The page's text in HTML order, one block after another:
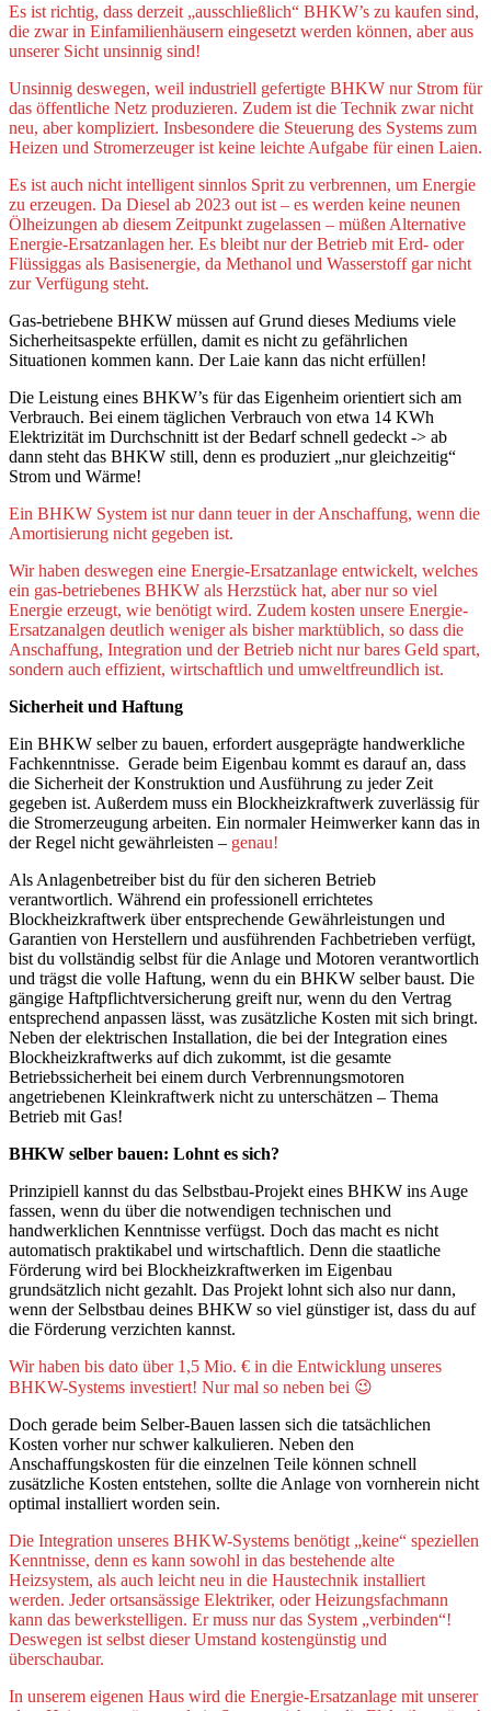
Es ist richtig, dass derzeit „ausschließlich“ BHKW’s zu kaufen sind,
die zwar in Einfamilienhäusern eingesetzt werden können, aber aus
unserer Sicht unsinnig sind!
Unsinnig deswegen, weil industriell gefertigte BHKW nur Strom für
das öffentliche Netz produzieren. Zudem ist die Technik zwar nicht
neu, aber kompliziert. Insbesondere die Steuerung des Systems zum
Heizen und Stromerzeuger ist keine leichte Aufgabe für einen Laien.
Es ist auch nicht intelligent sinnlos Sprit zu verbrennen, um Energie
zu erzeugen. Da Diesel ab 2023 out ist – es werden keine neunen
Ölheizungen ab diesem Zeitpunkt zugelassen – müßen Alternative
Energie-Ersatzanlagen her. Es bleibt nur der Betrieb mit Erd- oder
Flüssiggas als Basisenergie, da Methanol und Wasserstoff gar nicht
zur Verfügung steht.
Gas-betriebene BHKW müssen auf Grund dieses Mediums viele
Sicherheitsaspekte erfüllen, damit es nicht zu gefährlichen
Situationen kommen kann. Der Laie kann das nicht erfüllen!
Die Leistung eines BHKW’s für das Eigenheim orientiert sich am
Verbrauch. Bei einem täglichen Verbrauch von etwa 14 KWh
Elektrizität im Durchschnitt ist der Bedarf schnell gedeckt -> ab
dann steht das BHKW still, denn es produziert „nur gleichzeitig“
Strom und Wärme!
Ein BHKW System ist nur dann teuer in der Anschaffung, wenn die
Amortisierung nicht gegeben ist.
Wir haben deswegen eine Energie-Ersatzanlage entwickelt, welches
ein gas-betriebenes BHKW als Herzstück hat, aber nur so viel
Energie erzeugt, wie benötigt wird. Zudem kosten unsere Energie-
Ersatzanalgen deutlich weniger als bisher marktüblich, so dass die
Anschaffung, Integration und der Betrieb nicht nur bares Geld spart,
sondern auch effizient, wirtschaftlich und umweltfreundlich ist.
Sicherheit und Haftung
Ein BHKW selber zu bauen, erfordert ausgeprägte handwerkliche
Fachkenntnisse. Gerade beim Eigenbau kommt es darauf an, dass
die Sicherheit der Konstruktion und Ausführung zu jeder Zeit
gegeben ist. Außerdem muss ein Blockheizkraftwerk zuverlässig für
die Stromerzeugung arbeiten. Ein normaler Heimwerker kann das in
der Regel nicht gewährleisten – genau!
Als Anlagenbetreiber bist du für den sicheren Betrieb
verantwortlich. Während ein professionell errichtetes
Blockheizkraftwerk über entsprechende Gewährleistungen und
Garantien von Herstellern und ausführenden Fachbetrieben verfügt,
bist du vollständig selbst für die Anlage und Motoren verantwortlich
und trägst die volle Haftung, wenn du ein BHKW selber baust. Die
gängige Haftpflichtversicherung greift nur, wenn du den Vertrag
entsprechend anpassen lässt, was zusätzliche Kosten mit sich bringt.
Neben der elektrischen Installation, die bei der Integration eines
Blockheizkraftwerks auf dich zukommt, ist die gesamte
Betriebssicherheit bei einem durch Verbrennungsmotoren
angetriebenen Kleinkraftwerk nicht zu unterschätzen – Thema
Betrieb mit Gas!
BHKW selber bauen: Lohnt es sich?
Prinzipiell kannst du das Selbstbau-Projekt eines BHKW ins Auge
fassen, wenn du über die notwendigen technischen und
handwerklichen Kenntnisse verfügst. Doch das macht es nicht
automatisch praktikabel und wirtschaftlich. Denn die staatliche
Förderung wird bei Blockheizkraftwerken im Eigenbau
grundsätzlich nicht gezahlt. Das Projekt lohnt sich also nur dann,
wenn der Selbstbau deines BHKW so viel günstiger ist, dass du auf
die Förderung verzichten kannst.
Wir haben bis dato über 1,5 Mio. € in die Entwicklung unseres
BHKW-Systems investiert! Nur mal so neben bei 😉
Doch gerade beim Selber-Bauen lassen sich die tatsächlichen
Kosten vorher nur schwer kalkulieren. Neben den
Anschaffungskosten für die einzelnen Teile können schnell
zusätzliche Kosten entstehen, sollte die Anlage von vornherein nicht
optimal installiert worden sein.
Die Integration unseres BHKW-Systems benötigt „keine“ speziellen
Kenntnisse, denn es kann sowohl in das bestehende alte
Heizsystem, als auch leicht neu in die Haustechnik installiert
werden. Jeder ortsansässige Elektriker, oder Heizungsfachmann
kann das bewerkstelligen. Er muss nur das System „verbinden“!
Deswegen ist selbst dieser Umstand kostengünstig und
überschaubar.
In unserem eigenen Haus wird die Energie-Ersatzanlage mit unserer